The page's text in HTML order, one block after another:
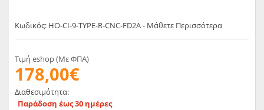
Κωδικός: HO-CI-9-TYPE-R-CNC-FD2A - Μάθετε Περισσότερα
Τιμή eshop (Με ΦΠΑ)
178,00€
Διαθεσιμότητα:
Παράδοση έως 30 ημέρες